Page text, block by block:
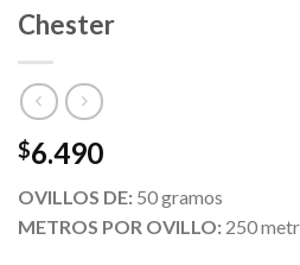
Chester
$6.490
OVILLOS DE: 50 gramos
METROS POR OVILLO: 250